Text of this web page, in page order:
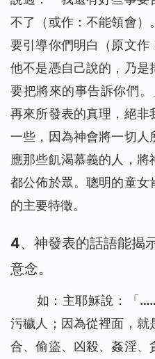
不了（或作：不能領會
要引導你們明白（原文作
他不是憑自己說的，乃是
要把將來的事告訴你們。
再來所發表的真理，絕非
一些，因為神會將一切
應那些飢渴慕義的人，將
都公佈於眾。聰明的童
的主要特徵。
4、神發表的話語能揭
意念。
如：主耶穌說：「
污穢人；因為從裡面，
合、偷盜、凶殺、姦淫、